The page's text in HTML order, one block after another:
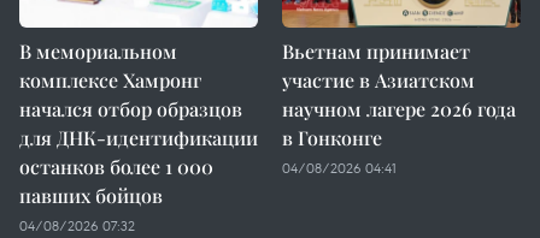
В мемориальном
комплексе Хамронг
начался отбор образцов
для ДНК-идентификации
останков более 1 000
павших бойцов
04/08/2026 07:32
Вьетнам принимает
участие в Азиатском
научном лагере 2026 года
в Гонконге
04/08/2026 04:41